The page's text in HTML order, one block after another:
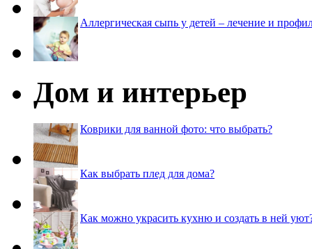
Аллергическая сыпь у детей – лечение и
Дом и интерьер
Коврики для ванной фото: что выбрать?
Как выбрать плед для дома?
Как можно украсить кухню и создать в ней